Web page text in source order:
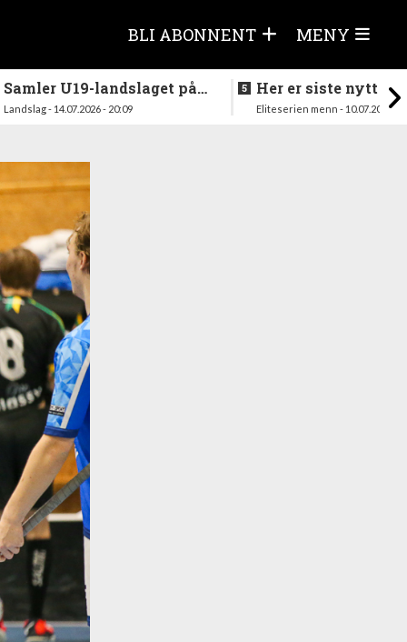
BLI ABONNENT MENY
Samler U19-landslaget på
nytt i august
Landslag - 14.07.2026 - 20:09
Her er siste nytt
season
Eliteserien menn - 10.07.2026 -